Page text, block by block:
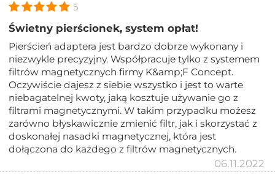
5
Świetny pierścionek, system opłat!
Pierścień adaptera jest bardzo dobrze wykonany i
niezwykle precyzyjny. Współpracuje tylko z systemem
filtrów magnetycznych firmy K&amp;F Concept.
Oczywiście dajesz z siebie wszystko i jest to warte
niebagatelnej kwoty, jaką kosztuje używanie go z
filtrami magnetycznymi. W takim przypadku możesz
zarówno błyskawicznie zmienić filtr, jak i skorzystać z
doskonałej nasadki magnetycznej, która jest
dołączona do każdego z filtrów magnetycznych.
06.11.2022